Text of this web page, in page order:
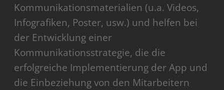
Kommunikationsmaterialien (u.a. Videos,
Infografiken, Poster, usw.) und helfen bei
der Entwicklung einer
Kommunikationsstrategie, die die
erfolgreiche Implementierung der App und
die Einbeziehung von den Mitarbeitern